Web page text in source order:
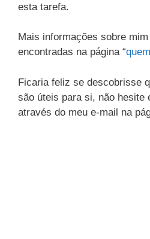
esta tarefa.
Mais informações sobre
encontradas na página “
Ficaria feliz se descobrisse
são úteis para si, não hesite
através do meu e-mail na